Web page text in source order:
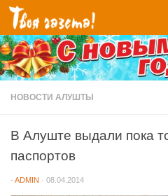
Перейти к содержимому
НОВОСТИ АЛУШТЫ
В Алуште выдали пока
паспортов
- ADMIN · 08.04.2014